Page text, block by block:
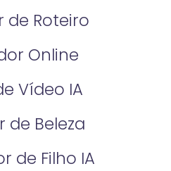
de Roteiro
Online
Vídeo IA
de Beleza
de Filho IA